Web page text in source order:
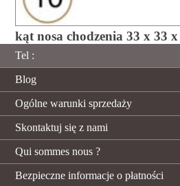
kąt nosa chodzenia 33 x 33
Tel :
Blog
Ogólne warunki sprzedaży
Skontaktuj się z nami
Qui sommes nous ?
Bezpieczne informacje o płatności